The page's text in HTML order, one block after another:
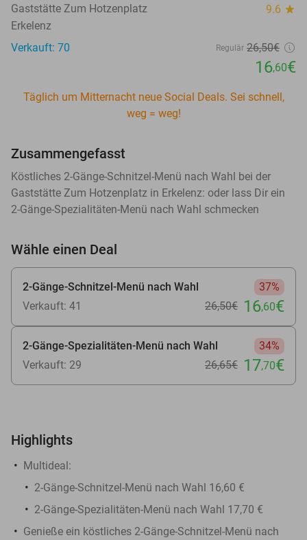
Gaststätte Zum Hotzenplatz 9.6 star
Erkelenz
Verkauft: 70
Regulär 26,50€
16,60€
Täglich um Mitternacht neue Social Deals. Sei schnell,
weg = weg!
Zusammengefasst
Köstliches 2-Gänge-Schnitzel-Menü nach Wahl bei der
Gaststätte Zum Hotzenplatz in Erkelenz: oder lass Dir ein
2-Gänge-Spezialitäten-Menü nach Wahl schmecken
Wähle einen Deal
2-Gänge-Schnitzel-Menü nach Wahl
37%
Verkauft: 41
26,50€ 16,60€
2-Gänge-Spezialitäten-Menü nach Wahl
34%
Verkauft: 29
26,65€ 17,70€
Highlights
Multideal:
2-Gänge-Schnitzel-Menü nach Wahl 16,60 €
2-Gänge-Spezialitäten-Menü nach Wahl 17,70 €
Genieße ein köstliches 2-Gänge-Schnitzel-Menü nach